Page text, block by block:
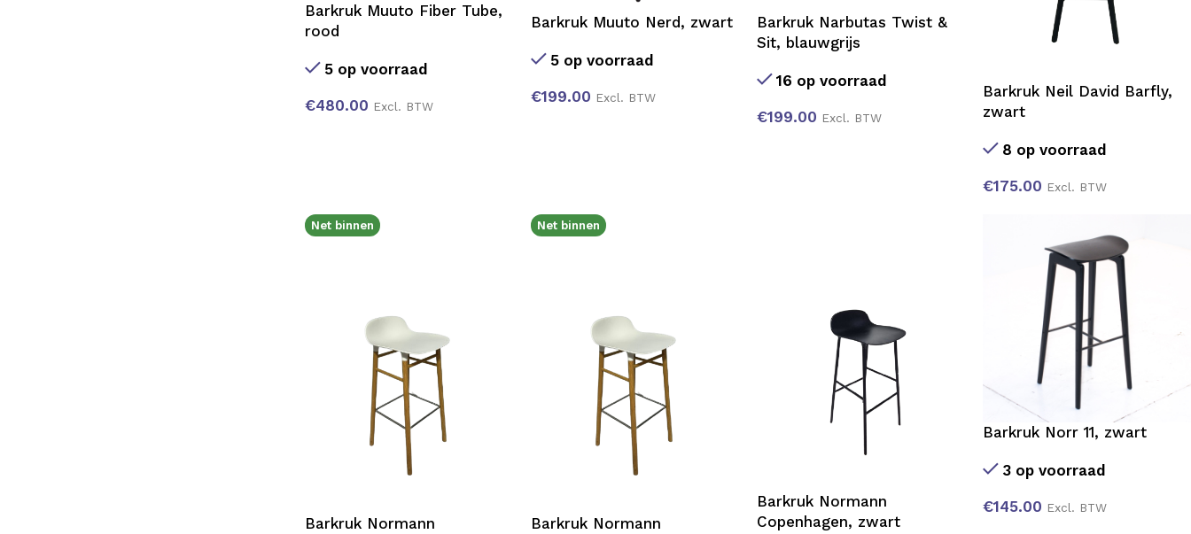
Barkruk Muuto Fiber Tube,
rood
5 op voorraad
€480.00 Excl. BTW
Barkruk Muuto Nerd, zwart
5 op voorraad
€199.00 Excl. BTW
Barkruk Narbutas Twist &
Sit, blauwgrijs
16 op voorraad
€199.00 Excl. BTW
Barkruk Neil David Barfly,
zwart
8 op voorraad
€175.00 Excl. BTW
Net binnen
Barkruk Normann
Net binnen
Barkruk Normann
Barkruk Normann
Copenhagen, zwart
Barkruk Norr 11, zwart
3 op voorraad
€145.00 Excl. BTW